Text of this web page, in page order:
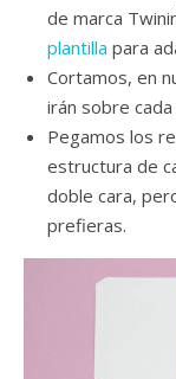
de marca
plantilla para
Cortamos, en
irán sobre
Pegamos los
estructura de
doble cara,
prefieras.